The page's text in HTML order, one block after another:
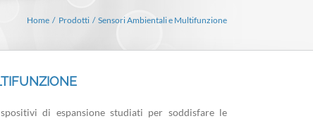
Home Prodotti Sensori Ambientali e Multifunzione
di espansione studiati per soddisfare le